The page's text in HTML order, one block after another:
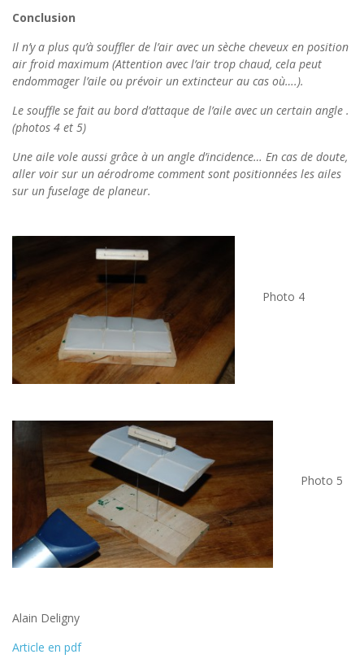
Conclusion
Il n’y a plus qu’à souffler de l’air avec un sèche cheveux en position
air froid maximum (Attention avec l’air trop chaud, cela peut
endommager l’aile ou prévoir un extincteur au cas où….).
Le souffle se fait au bord d’attaque de l’aile avec un certain angle .
(photos 4 et 5)
Une aile vole aussi grâce à un angle d’incidence… En cas de doute,
aller voir sur un aérodrome comment sont positionnées les ailes
sur un fuselage de planeur.
Photo 4
Photo 5
Alain Deligny
Article en pdf